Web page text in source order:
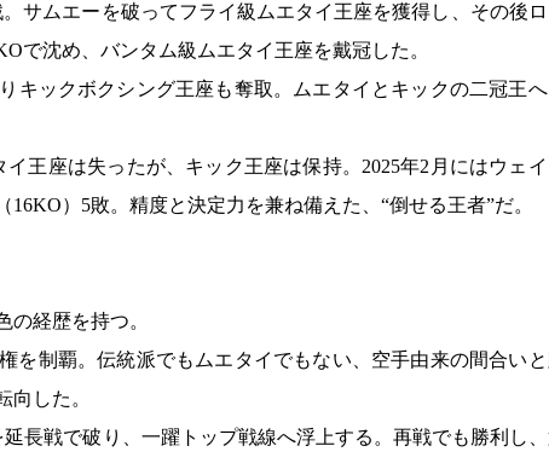
サムエーを破ってフライ級ムエタイ王座を獲得し、その後ロ
で沈め、バンタム級ムエタイ王座を戴冠した。
キックボクシング王座も奪取。ムエタイとキックの二冠王へ
王座は失ったが、キック王座は保持。2025年2月にはウェイ
）5敗。精度と決定力を兼ね備えた、“倒せる王者”だ。
経歴を持つ。
を制覇。伝統派でもムエタイでもない、空手由来の間合い
向した。
長戦で破り、一躍トップ戦線へ浮上する。再戦でも勝利し